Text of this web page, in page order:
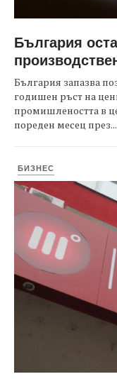
България
България запазва
годишен ръст на
промишлеността в
пореден месец през...
БИЗНЕС